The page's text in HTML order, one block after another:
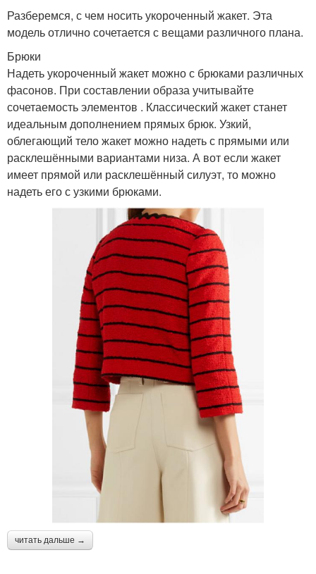
Разберемся, с чем носить укороченный жакет. Эта
модель отлично сочетается с вещами различного плана.
Брюки
Надеть укороченный жакет можно с брюками различных
фасонов. При составлении образа учитывайте
сочетаемость элементов . Классический жакет станет
идеальным дополнением прямых брюк. Узкий,
облегающий тело жакет можно надеть с прямыми или
расклешёнными вариантами низа. А вот если жакет
имеет прямой или расклешённый силуэт, то можно
надеть его с узкими брюками.
читать дальше →